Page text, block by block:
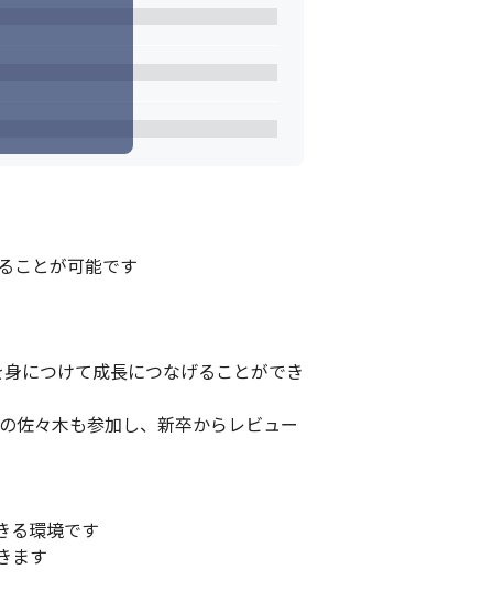
ことが可能です
につけて成長につなげることができ
佐々木も参加し、新卒からレビュー
る環境です
ます